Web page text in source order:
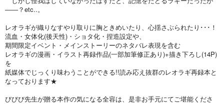
――？etc..。
レオラギが織りなすやり取りに胸ときめいたり、心揺さぶられたり･･･！
流血・女体化(後天性)・ショタ化・捏造設定や、
期間限定イベント・メインストーリーのネタバレ表現を含む
レオラギの漫画・イラスト再録作品(一部加筆修正あり)+描き下ろし(14P)
を
紙媒体でじっくり味わうことができる!!読み応え抜群のレオラギ再録本と
なっております★
びびび先生が贈る本作の気になる全容は、是非お手元にてご堪能くださ